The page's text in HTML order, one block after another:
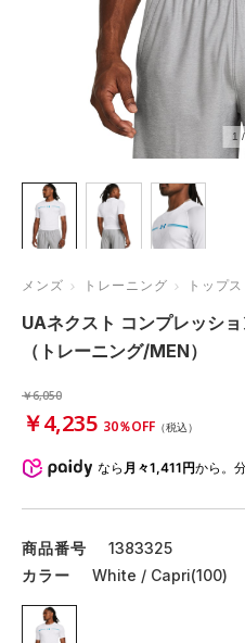
1 /
メンズ トレーニング トップス
UAネクスト コンプレッシ
（トレーニング/MEN）
￥6,050
￥4,235 30％OFF （税込）
なら 月々1,411円から。
商品番号
1383325
カラー
White / Capri(100)